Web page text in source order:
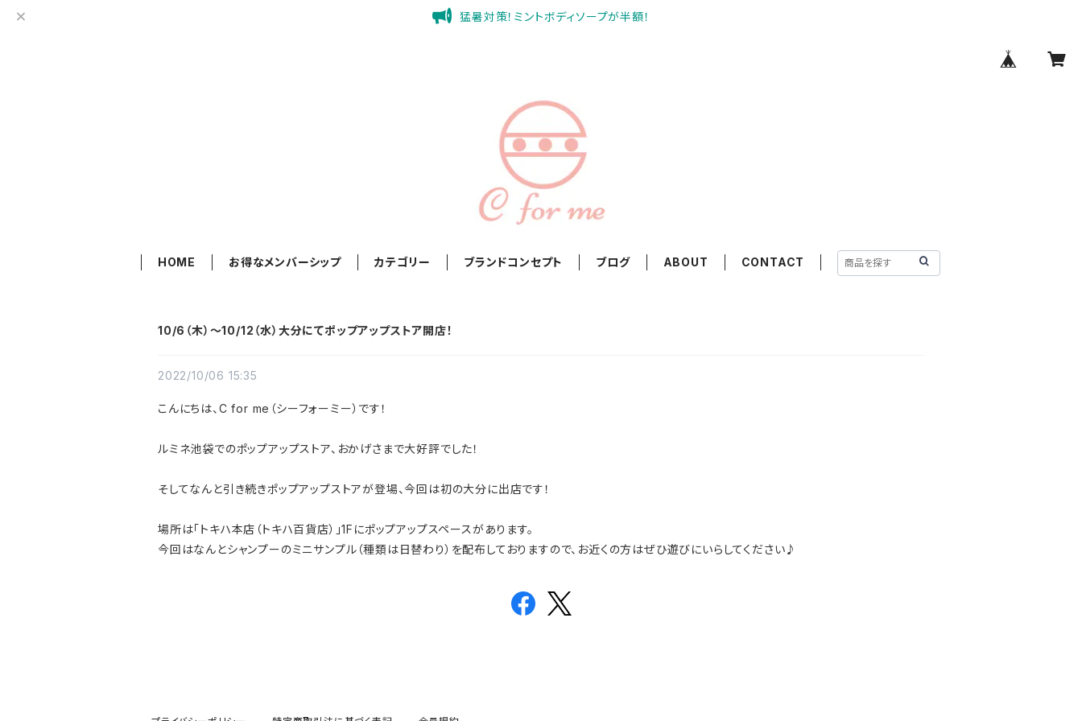
猛暑対策！ミントボディソープが半額！
HOME お得なメンバーシップ カテゴリー ブランドコンセプト ブログ ABOUT CONTACT
10/6（木）〜10/12（水）大分にてポップアップストア開店！
2022/10/06 15:35
こんにちは、C for me（シーフォーミー）です！
ルミネ池袋でのポップアップストア、おかげさまで大好評でした！
そしてなんと引き続きポップアップストアが登場、今回は初の大分に出店です！
場所は「トキハ本店（トキハ百貨店）」1Fにポップアップスペースがあります。
今回はなんとシャンプーのミニサンプル（種類は日替わり）を配布しておりますので、お近くの方はぜひ遊びにいらしてください♪